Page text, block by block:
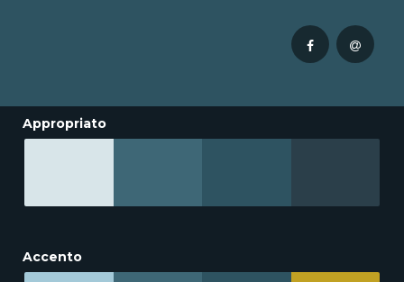
Appropriato
Accento